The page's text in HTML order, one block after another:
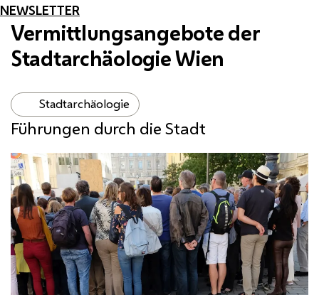
NEWSLETTER
Vermittlungsangebote der
Stadtarchäologie Wien
Stadtarchäologie
Führungen durch die Stadt